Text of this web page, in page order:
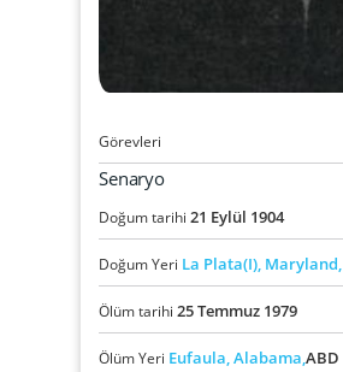
Görevleri
Senaryo
Doğum tarihi 21 Eylül 1904
Doğum Yeri La Plata(I), Maryland,
Ölüm tarihi 25Temmuz 1979
Ölüm Yeri Eufaula,Alabama,ABD